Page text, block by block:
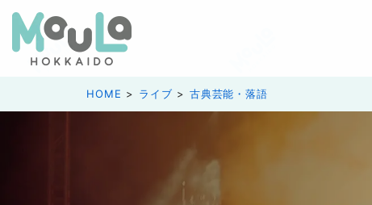
HOME ライブ 古典芸能・落語